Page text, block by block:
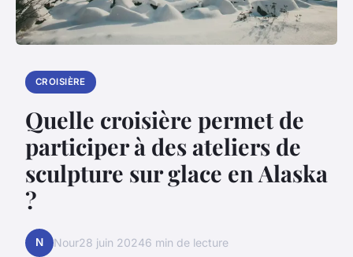
CROISIÈRE
Quelle croisière permet de
participer à des ateliers de
sculpture sur glace en Alaska
?
N Nour28 juin 20246 min de lecture